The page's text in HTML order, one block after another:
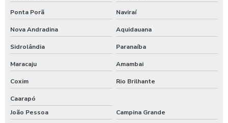
Ponta Porã Naviraí
Nova Andradina Aquidauana
Sidrolândia Paranaíba
Maracaju Amambai
Coxim Rio Brilhante
Caarapó
João Pessoa
Campina Grande